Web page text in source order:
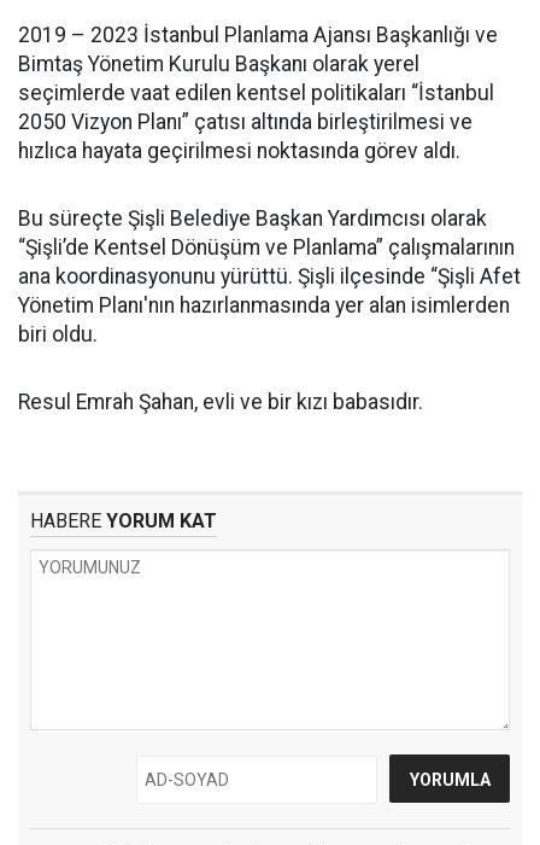
2019 – 2023 İstanbul Planlama Ajansı Başkanlığı ve
Bimtaş Yönetim Kurulu Başkanı olarak yerel
seçimlerde vaat edilen kentsel politikaları “İstanbul
2050 Vizyon Planı” çatısı altında birleştirilmesi ve
hızlıca hayata geçirilmesi noktasında görev aldı.
Bu süreçte Şişli Belediye Başkan Yardımcısı olarak
“Şişli’de Kentsel Dönüşüm ve Planlama” çalışmalarının
ana koordinasyonunu yürüttü. Şişli ilçesinde “Şişli Afet
Yönetim Planı'nın hazırlanmasında yer alan isimlerden
biri oldu.
Resul Emrah Şahan, evli ve bir kızı babasıdır.
HABERE YORUM KAT